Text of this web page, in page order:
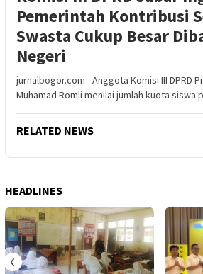
Pemerintah Kontribusi
Swasta Cukup Besar
Negeri
jurnalbogor.com - Anggota Komisi III DPRD
Muhamad Romli menilai jumlah kuota
RELATED NEWS
HEADLINES
‹